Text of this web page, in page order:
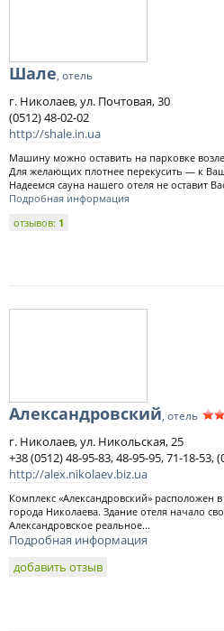
Шале, отель
г. Николаев, ул. Почтовая, 30
(0512) 48-02-02
http://shale.in.ua
Машину можно оставить на парковке
Для желающих плотнее перекусить — к
Надеемся сауна нашего отеля не оставит
Подробная информация
отзывов: 1
Александровский, отель
г. Николаев, ул. Никольская, 25
+38 (0512) 48-95-83, 48-95-95, 71-18-53,
http://alex.nikolaev.biz.ua
Комплекс «Александровский» расположен
города Николаева. Здание отеля начало
Александровское реальное...
Подробная информация
добавить отзыв